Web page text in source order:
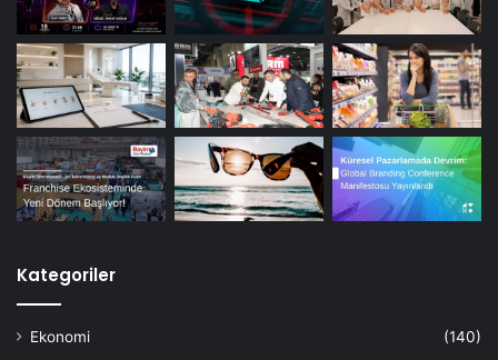
Kategoriler
Ekonomi
(140)